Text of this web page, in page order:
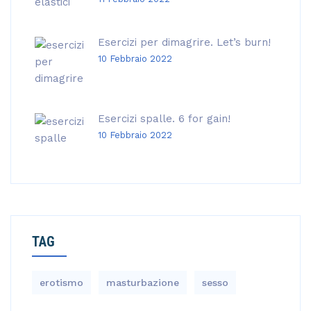
Esercizi per dimagrire. Let’s burn!
10 Febbraio 2022
Esercizi spalle. 6 for gain!
10 Febbraio 2022
TAG
erotismo masturbazione sesso